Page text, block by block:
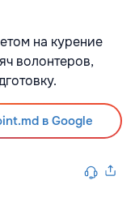
на курение
волонтеров,
в Google